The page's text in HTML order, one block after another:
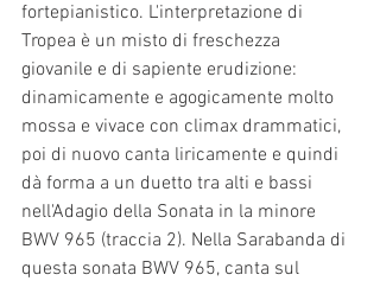
fortepianistico. L'interpretazione di
Tropea è un misto di freschezza
giovanile e di sapiente erudizione:
dinamicamente e agogicamente molto
mossa e vivace con climax drammatici,
poi di nuovo canta liricamente e quindi
dà forma a un duetto tra alti e bassi
nell'Adagio della Sonata in la minore
BWV 965 (traccia 2). Nella Sarabanda di
questa sonata BWV 965, canta sul